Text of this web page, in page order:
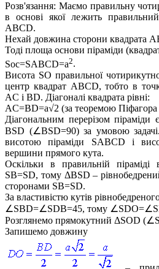
Розв'язання: Маємо правильну
в основі якої лежить
ABCD.
Нехай довжина сторони квадрата
Тоді площа основи піраміди
Soc=SABCD=a2.
Висота SO правильної
центр квадрат ABCD, тобто в
AC і BD. Діагоналі квадрата рівні:
AC=BD=a√2 (за теоремою Піфагора
Діагональним перерізом
BSD (∠BSD=90)за умовою
висотою піраміди SABCD і
вершини прямого кута.
Оскільки в правильній піраміді
SB=SD, тому ΔBSD –
сторонами SB=SD.
За властивістю кутів
∠SBD=∠SDB=45, тому
Розглянемо прямокутний ΔSOD
Запишемо довжину